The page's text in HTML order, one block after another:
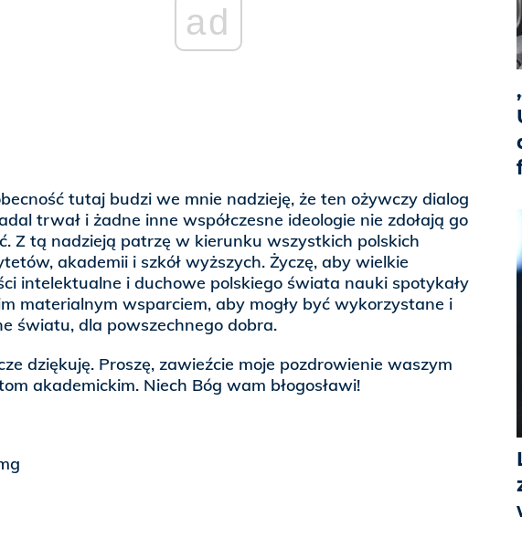
ad
tutaj budzi we mnie nadzieję, że ten ożywczy dialog
trwał i żadne inne współczesne ideologie nie zdołają go
Z tą nadzieją patrzę w kierunku wszystkich polskich
akademii i szkół wyższych. Życzę, aby wielkie
intelektualne i duchowe polskiego świata nauki spotykały
materialnym wsparciem, aby mogły być wykorzystane i
światu, dla powszechnego dobra.
dziękuję. Proszę, zawieźcie moje pozdrowienie waszym
akademickim. Niech Bóg wam błogosławi!